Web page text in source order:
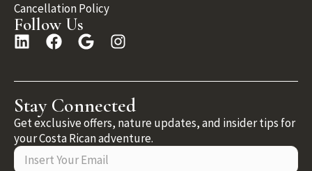
Cancellation Policy
Follow Us
Stay Connected
Get exclusive offers, nature updates, and insider tips for
your Costa Rican adventure.